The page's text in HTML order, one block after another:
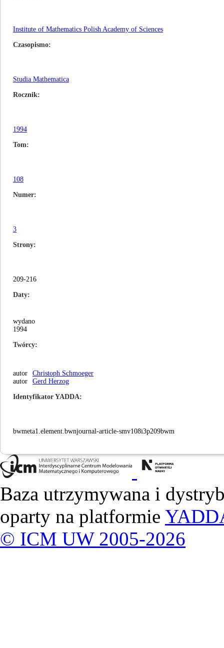
Institute of Mathematics Polish Academy of Sciences
Czasopismo
Studia Mathematica
Rocznik
1994
Tom
108
Numer
3
Strony
209-216
Daty
wydano
1994
Twórcy
autor
Christoph Schmoeger
autor
Gerd Herzog
Identyfikator YADDA
bwmeta1.element.bwnjournal-article-smv108i3p209bwm
Baza utrzymywana i
oparty na platformie
© ICM UW 2005-2026